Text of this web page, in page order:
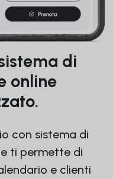
di
online
con sistema di
ti permette di
e clienti